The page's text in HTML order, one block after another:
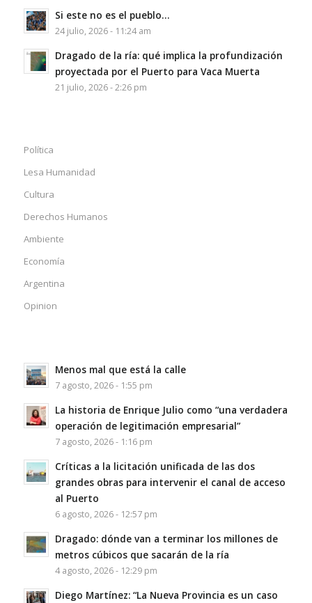
Si este no es el pueblo…
24 julio, 2026 - 11:24 am
Dragado de la ría: qué implica la profundización
proyectada por el Puerto para Vaca Muerta
21 julio, 2026 - 2:26 pm
Política
Lesa Humanidad
Cultura
Derechos Humanos
Ambiente
Economía
Argentina
Opinion
Menos mal que está la calle
7 agosto, 2026 - 1:55 pm
La historia de Enrique Julio como “una verdadera
operación de legitimación empresarial”
7 agosto, 2026 - 1:16 pm
Críticas a la licitación unificada de las dos
grandes obras para intervenir el canal de acceso
al Puerto
6 agosto, 2026 - 12:57 pm
Dragado: dónde van a terminar los millones de
metros cúbicos que sacarán de la ría
4 agosto, 2026 - 12:29 pm
Diego Martínez: “La Nueva Provincia es un caso